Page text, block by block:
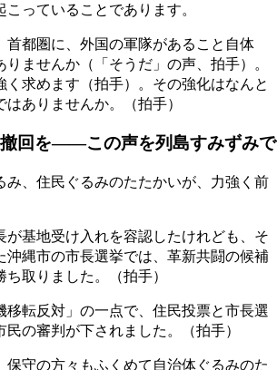
っていることであります。
都圏に、外国の軍隊があること自体
ませんか（「そうだ」の声、拍手）。
く求めます（拍手）。その強化はなんと
ありませんか。（拍手）
撤回を――この声を列島すみずみで
、住民ぐるみのたたかいが、力強く前
基地受け入れを容認したけれども、そ
沖縄市の市長選挙では、革新共闘の候補
取りました。（拍手）
転反対」の一点で、住民投票と市長選
の審判が下されました。（拍手）
守の方々もふくめて自治体ぐるみのた